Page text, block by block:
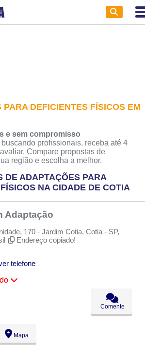
PARA DEFICIENTES FÍSICOS EM
e sem compromisso
profissionais, receba até 4
Compare propostas de
região e escolha a melhor.
DE ADAPTAÇÕES PARA
NA CIDADE DE COTIA
Adaptação
170 - Jardim Cotia, Cotia - SP,
Endereço copiado!
telefone
- 18:00
- 18:00
Comente
Mapa